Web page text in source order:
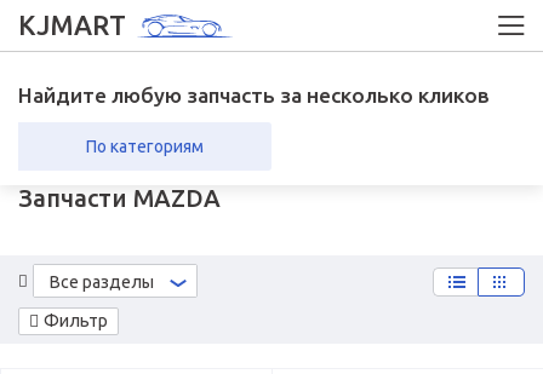
KJMART
Найдите любую запчасть за несколько кликов
По категориям
Запчасти MAZDA
Фильтр
Все разделы